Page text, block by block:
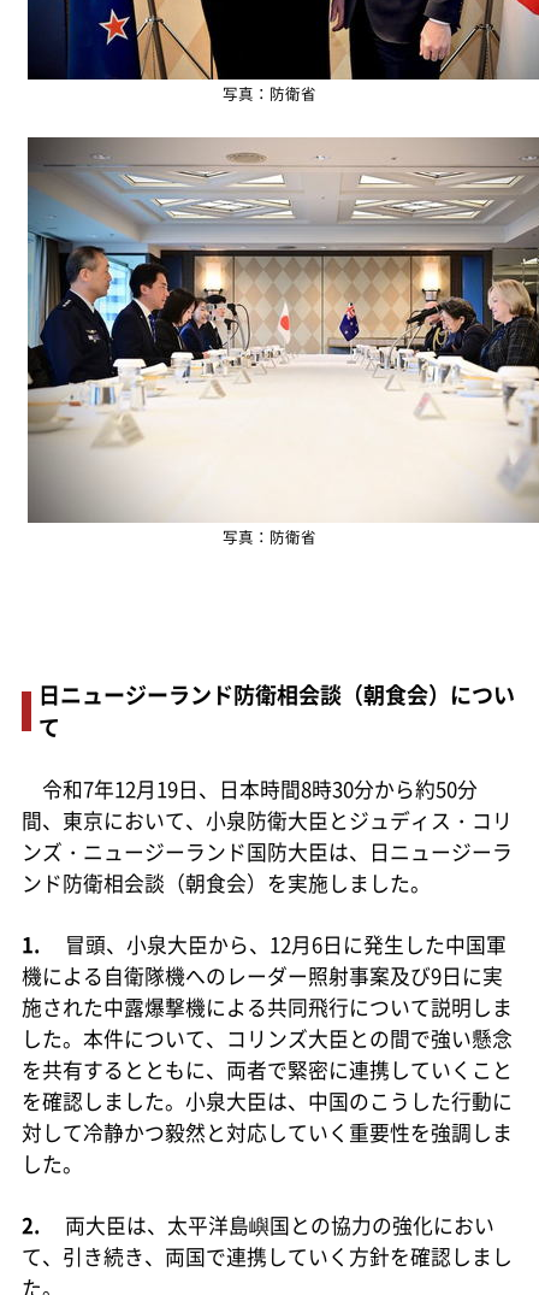
写真：防衛省
写真：防衛省
日ニュージーランド防衛相会談（朝食会）につい
て
令和7年12月19日、日本時間8時30分から約50分
間、東京において、小泉防衛大臣とジュディス・コリ
ンズ・ニュージーランド国防大臣は、日ニュージーラ
ンド防衛相会談（朝食会）を実施しました。
1.
冒頭、小泉大臣から、12月6日に発生した中国軍
機による自衛隊機へのレーダー照射事案及び9日に実
施された中露爆撃機による共同飛行について説明しま
した。本件について、コリンズ大臣との間で強い懸念
を共有するとともに、両者で緊密に連携していくこと
を確認しました。小泉大臣は、中国のこうした行動に
対して冷静かつ毅然と対応していく重要性を強調しま
した。
2.
両大臣は、太平洋島嶼国との協力の強化におい
て、引き続き、両国で連携していく方針を確認しまし
た。